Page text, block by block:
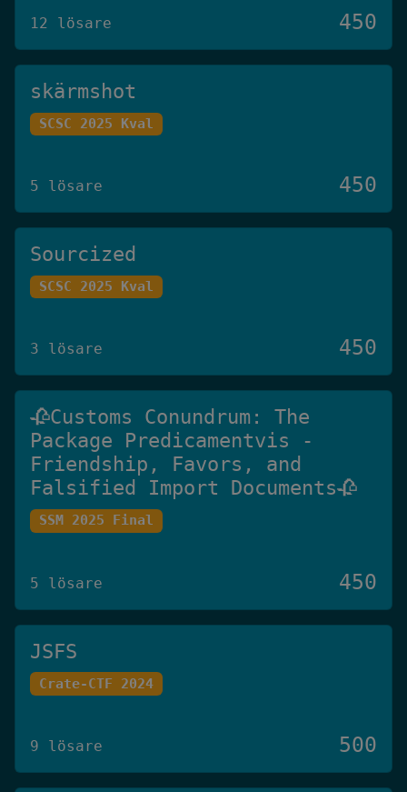
12 lösare 450
skärmshot
SCSC 2025 Kval
5 lösare 450
Sourcized
SCSC 2025 Kval
3 lösare 450
🥀Customs Conundrum: The
Package Predicamentvis -
Friendship, Favors, and
Falsified Import Documents🥀
SSM 2025 Final
5 lösare 450
JSFS
Crate-CTF 2024
9 lösare 500